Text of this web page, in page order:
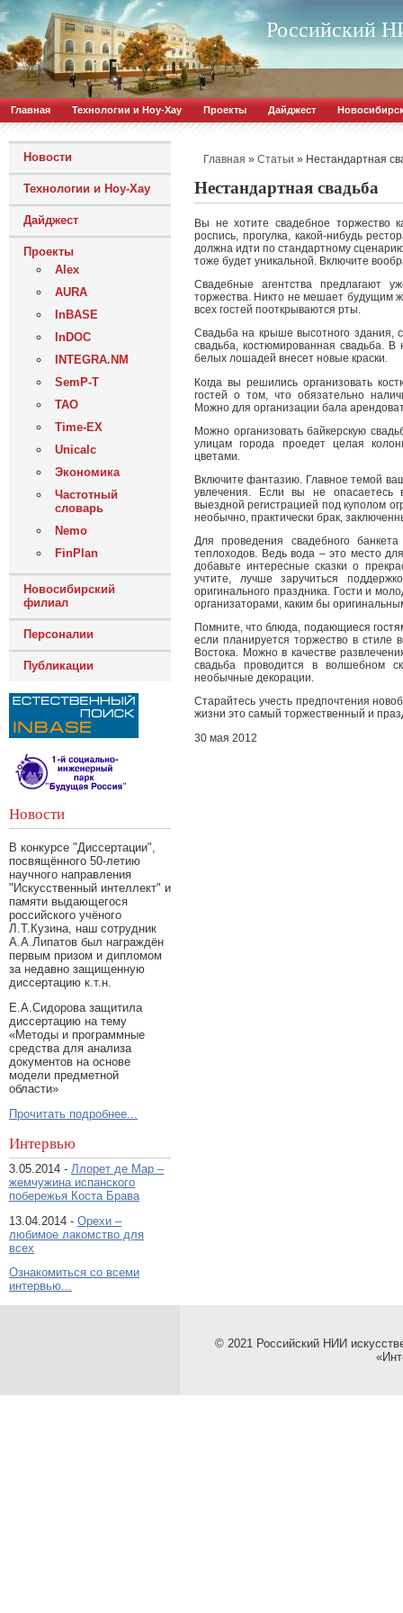
Российский
Главная Технологии и Ноу-Хау Проекты Дайджест
Новости
Технологии и Ноу-Хау
Дайджест
Проекты
Alex
AURA
InBASE
InDOC
INTEGRA.NM
SemP-T
ТАО
Time-EX
Unicalc
Экономика
Частотный
словарь
Nemo
FinPlan
Новосибирский
филиал
Персоналии
Публикации
Новости
В конкурсе "Диссертации",
посвящённого 50-летию
научного направления
"Искусственный интеллект" и
памяти выдающегося
российского учёного
Л.Т.Кузина, наш сотрудник
А.А.Липатов был награждён
первым призом и дипломом
за недавно защищенную
диссертацию к.т.н.
Е.А.Сидорова защитила
диссертацию на тему
«Методы и программные
средства для анализа
документов на основе
модели предметной
области»
Прочитать подробнее...
Интервью
3.05.2014 - Ллорет де Мар –
жемчужина испанского
побережья Коста Брава
13.04.2014 - Орехи –
любимое лакомство для
всех
Ознакомиться со всеми
интервью...
Главная » Статьи » Нестандартная
Нестандартная свадьба
Вы не хотите свадебное торжество
роспись, прогулка, какой-нибудь
должна идти по стандартному
тоже будет уникальной. Включите
Свадебные агентства предлагают
торжества. Никто не мешает будущим
всех гостей пооткрываются рты.
Свадьба на крыше высотного здания,
свадьба, костюмированная свадьба.
белых лошадей внесет новые краски.
Когда вы решились организовать
гостей о том, что обязательно
Можно для организации бала
Можно организовать байкерскую
улицам города проедет целая
цветами.
Включите фантазию. Главное темой
увлечения. Если вы не
выездной регистрацией под куполом
необычно, практически брак,
Для проведения свадебного
теплоходов. Ведь вода – это место
добавьте интересные сказки о
учтите, лучше заручиться
оригинального праздника. Гости и
организаторами, каким бы
Помните, что блюда, подающиеся
если планируется торжество в стиле
Востока. Можно в качестве
свадьба проводится в волшебном
необычные декорации.
Старайтесь учесть предпочтения
жизни это самый торжественный и
30 мая 2012
© 2021 Российский НИИ